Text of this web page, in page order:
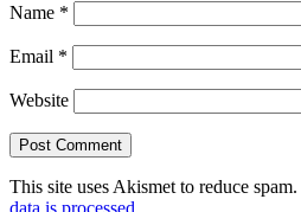
Name *
Email *
Website
This site uses Akismet to reduce spam.
data is processed.